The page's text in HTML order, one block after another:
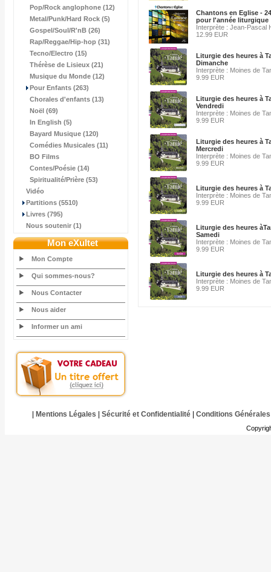
Pop/Rock anglophone (12)
Metal/Punk/Hard Rock (5)
Gospel/Soul/R'nB (26)
Rap/Reggae/Hip-hop (31)
Tecno/Electro (15)
Thérèse de Lisieux (21)
Musique du Monde (12)
Pour Enfants (263)
Chorales d'enfants (13)
Noël (69)
In English (5)
Bayard Musique (120)
Comédies Musicales (11)
BO Films
Contes/Poésie (14)
Spiritualité/Prière (53)
Vidéo
Partitions (5510)
Livres (795)
Nous soutenir (1)
Mon eXultet
Mon Compte
Qui sommes-nous?
Nous Contacter
Nous aider
Informer un ami
Chantons en Eglise -
pour l'année liturgique
Interprète : Jean-Pascal
12.99 EUR
Liturgie des heures à
Dimanche
Interprète : Moines de
9.99 EUR
Liturgie des heures à
Vendredi
Interprète : Moines de
9.99 EUR
Liturgie des heures à
Mercredi
Interprète : Moines de
9.99 EUR
Liturgie des heures à
Interprète : Moines de
9.99 EUR
Liturgie des heures
Samedi
Interprète : Moines de
9.99 EUR
Liturgie des heures à
Interprète : Moines de
9.99 EUR
Mentions Légales Sécurité et Confidentialité| Conditions Générales